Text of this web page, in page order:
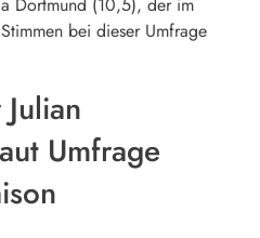
bei dieser Umfrage
Umfrage